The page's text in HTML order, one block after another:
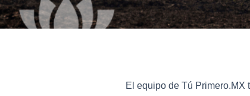
El equipo de Tú